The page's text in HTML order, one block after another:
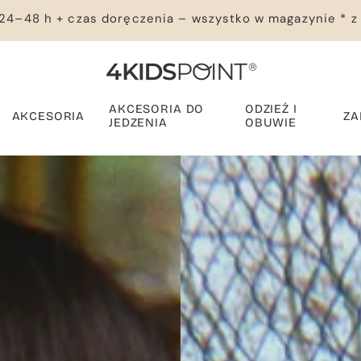
h + czas doręczenia – wszystko w magazynie *
AKCESORIA
AKCESORIA DO
JEDZENIA
ODZIEŻ I
OBUWIE